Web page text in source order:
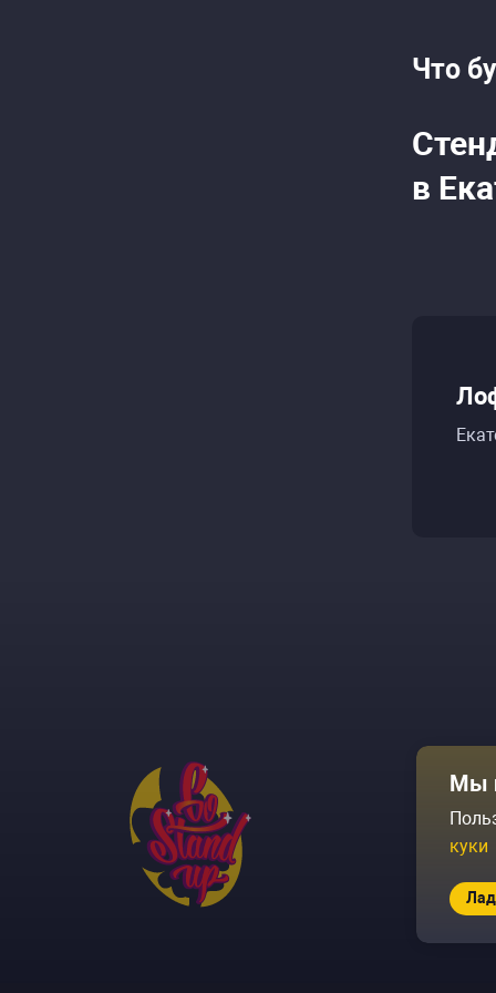
Что
в
Площадки
Архив
Мы
куки